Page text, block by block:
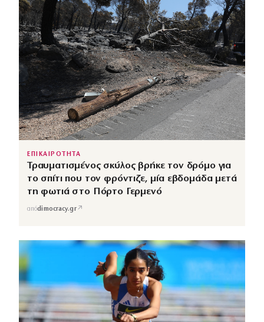
ΕΠΙΚΑΙΡΟΤΗΤΑ
Τραυματισμένος σκύλος βρήκε τον δρόμο για
το σπίτι που τον φρόντιζε, μία εβδομάδα μετά
τη φωτιά στο Πόρτο Γερμενό
απόdimocracy.gr↗